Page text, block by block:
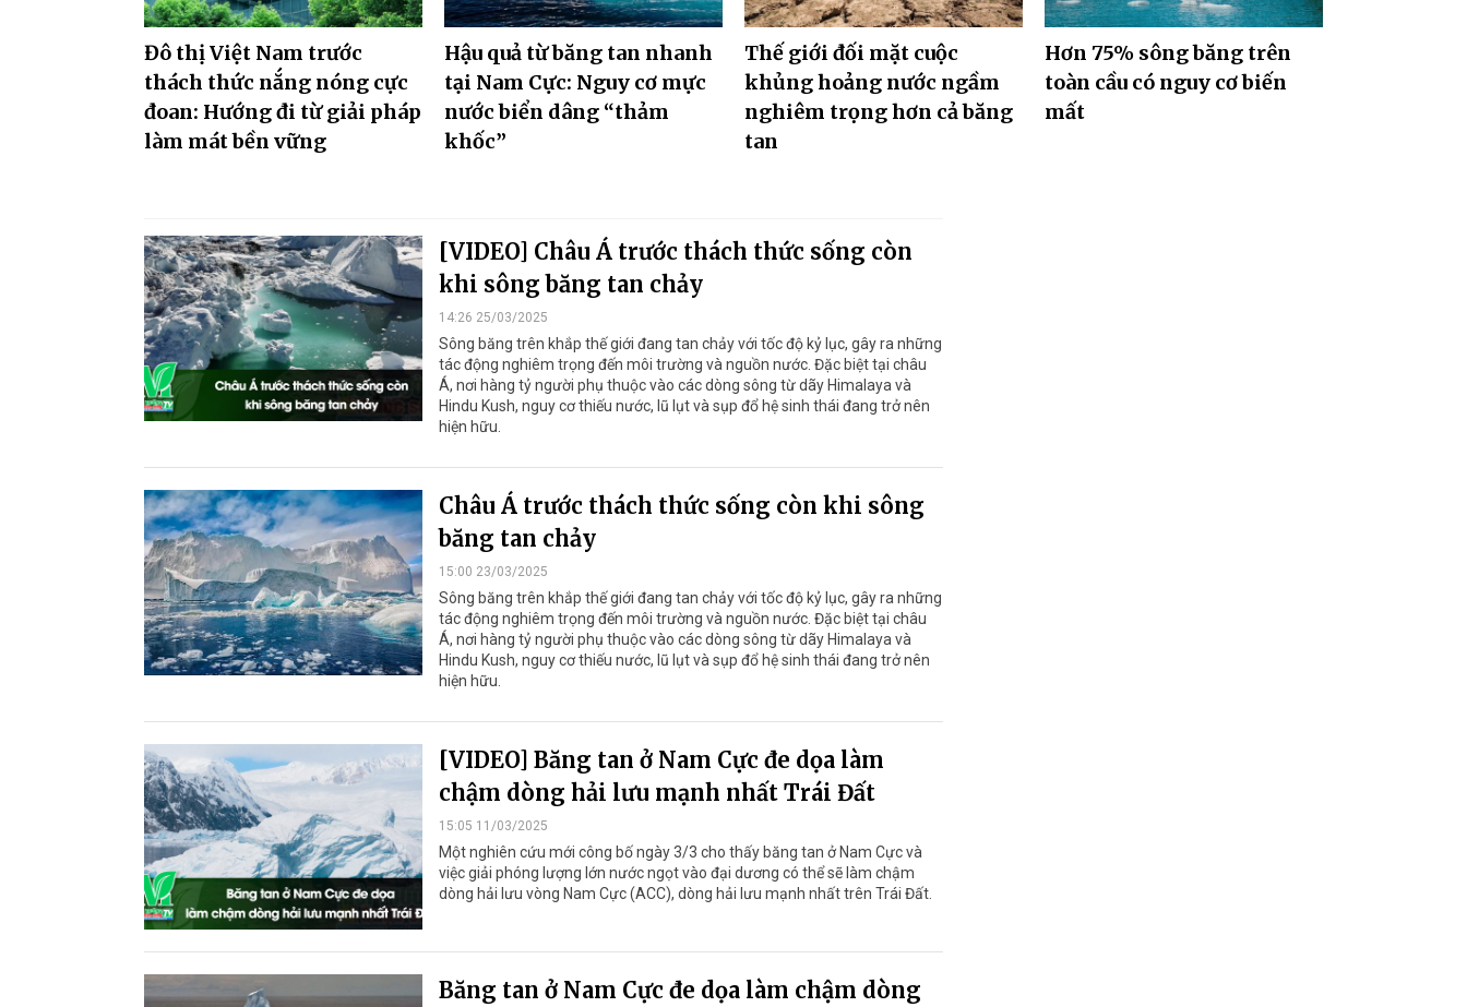
Đô thị Việt Nam trước
thách thức nắng nóng cực
đoan: Hướng đi từ giải pháp
làm mát bền vững
Hậu quả từ băng tan nhanh
tại Nam Cực: Nguy cơ mực
nước biển dâng “thảm
khốc”
Thế giới đối mặt cuộc
khủng hoảng nước ngầm
nghiêm trọng hơn cả băng
tan
Hơn 75% sông băng trên
toàn cầu có nguy cơ biến
mất
[VIDEO] Châu Á trước thách thức sống còn
khi sông băng tan chảy
14:26 25/03/2025
Sông băng trên khắp thế giới đang tan chảy với tốc độ kỷ lục, gây ra những
tác động nghiêm trọng đến môi trường và nguồn nước. Đặc biệt tại châu
Á, nơi hàng tỷ người phụ thuộc vào các dòng sông từ dãy Himalaya và
Hindu Kush, nguy cơ thiếu nước, lũ lụt và sụp đổ hệ sinh thái đang trở nên
hiện hữu.
Châu Á trước thách thức sống còn khi sông
băng tan chảy
15:00 23/03/2025
Sông băng trên khắp thế giới đang tan chảy với tốc độ kỷ lục, gây ra những
tác động nghiêm trọng đến môi trường và nguồn nước. Đặc biệt tại châu
Á, nơi hàng tỷ người phụ thuộc vào các dòng sông từ dãy Himalaya và
Hindu Kush, nguy cơ thiếu nước, lũ lụt và sụp đổ hệ sinh thái đang trở nên
hiện hữu.
[VIDEO] Băng tan ở Nam Cực đe dọa làm
chậm dòng hải lưu mạnh nhất Trái Đất
15:05 11/03/2025
Một nghiên cứu mới công bố ngày 3/3 cho thấy băng tan ở Nam Cực và
việc giải phóng lượng lớn nước ngọt vào đại dương có thể sẽ làm chậm
dòng hải lưu vòng Nam Cực (ACC), dòng hải lưu mạnh nhất trên Trái Đất.
Băng tan ở Nam Cực đe dọa làm chậm dòng